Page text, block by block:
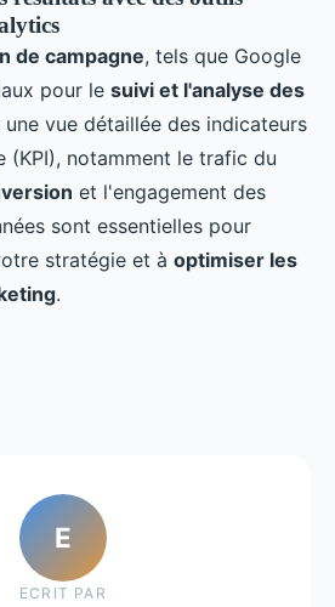
de campagne, tels que Google
pour le suivi et l'analyse des
vue détaillée des indicateurs
(KPI), notamment le trafic du
et l'engagement des
sont essentielles pour
stratégie et à optimiser les
.
E
ECRIT PAR